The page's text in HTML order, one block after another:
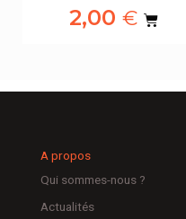
2,00€
A propos
Qui sommes-nous ?
Actualités